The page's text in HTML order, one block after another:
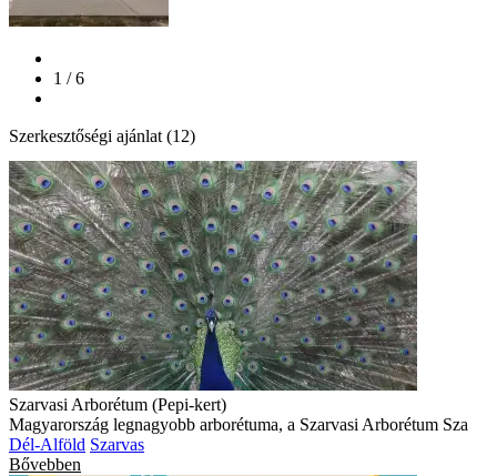
1 / 6
Szerkesztőségi ajánlat (12)
Szarvasi Arborétum (Pepi-kert)
Magyarország legnagyobb arborétuma, a Szarvasi Arborétum Sza
Dél-Alföld Szarvas
Bővebben